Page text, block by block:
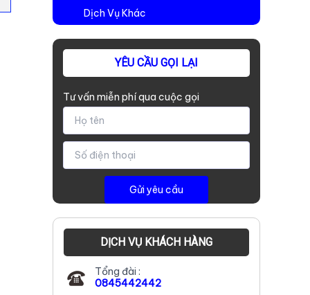
Dịch Vụ Khác
YÊU CẦU GỌI LẠI
Tư vấn miễn phí qua cuộc gọi
DỊCH VỤ KHÁCH HÀNG
Tổng đài :
0845442442